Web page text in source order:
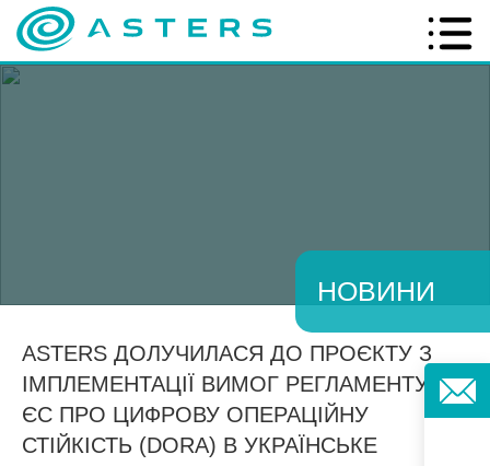
НОВИНИ
ASTERS ДОЛУЧИЛАСЯ ДО ПРОЄКТУ З
ІМПЛЕМЕНТАЦІЇ ВИМОГ РЕГЛАМЕНТУ
ЄС ПРО ЦИФРОВУ ОПЕРАЦІЙНУ
СТІЙКІСТЬ (DORA) В УКРАЇНСЬКЕ